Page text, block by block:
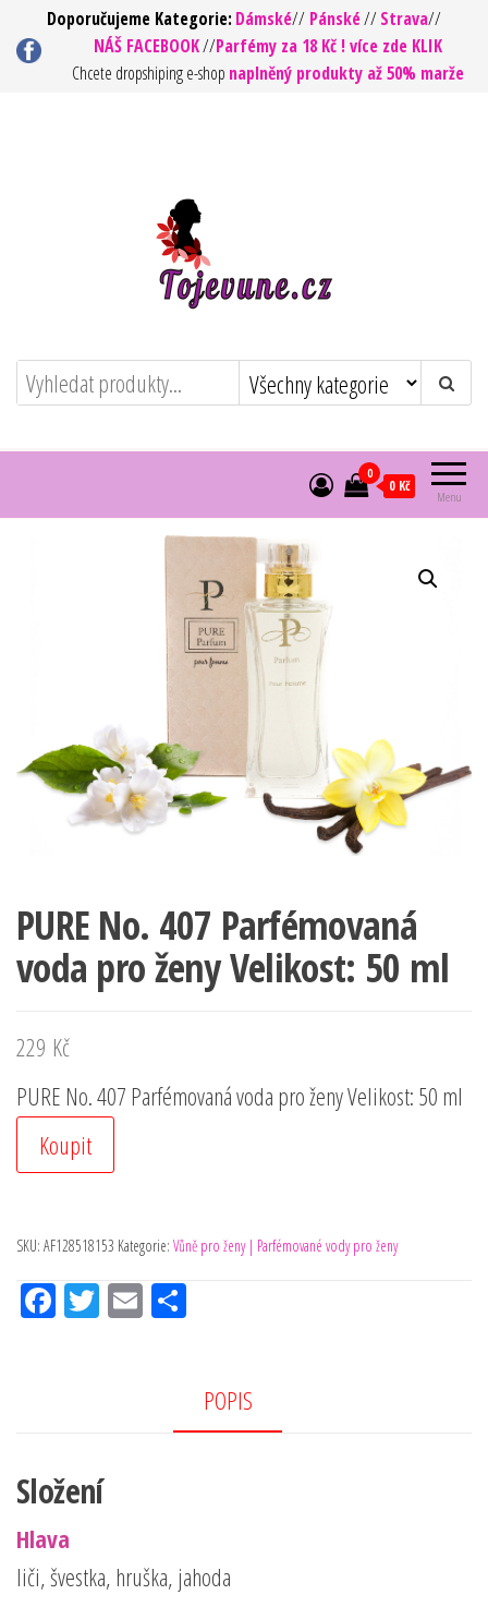
Přeskočit
na
Doporučujeme Kategorie: Dámské// Pánské//Strava//
NÁŠ FACEBOOK//Parfémy za 18 Kč ! více zde KLIK
Chcete dropshiping e-shop naplněný produkty až 50% marže
To jsou vůně ! – Kvalita za rozumnou
cenu
https://tojevune.cz/
Menu
0
0 Kč
PURE No. 407 Parfémovaná
voda pro ženy Velikost: 50 ml
229 Kč
PURE No. 407 Parfémovaná voda pro ženy Velikost: 50 ml
Koupit
SKU: AF128518153 Kategorie: Vůně pro ženy | Parfémované vody pro ženy
Fac Tw Em
POPIS
Složení
Hlava
liči, švestka, hruška, jahoda